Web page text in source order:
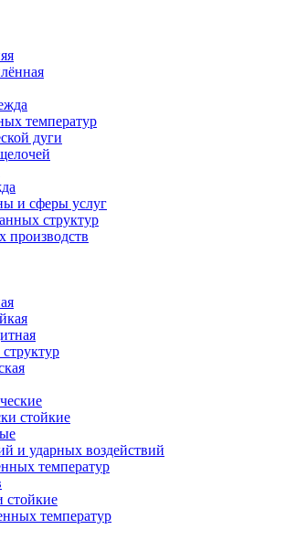
температур
дуги
и сферы услуг
структур
стойкие
и ударных воздействий
температур
стойкие
температур